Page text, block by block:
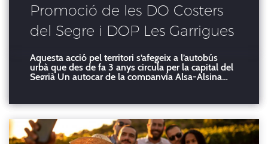
Promoció de les DO Costers
del Segre i DOP Les Garrigues
en l'autocar Vielha-Barcelona
Aquesta acció pel territori s’afegeix a l’autobús
urbà que des de fa 3 anys circula per la capital del
Segrià Un autocar de la companyia Alsa-Alsina
promocionant el vi i l’oli de qualitat certifica